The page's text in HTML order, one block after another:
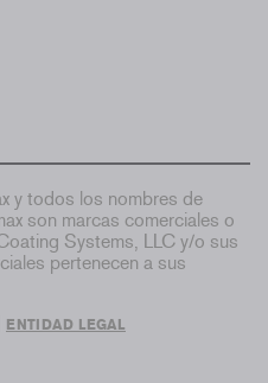
y todos los nombres de
son marcas comerciales o
Systems, LLC y/o sus
pertenecen a sus
ENTIDAD LEGAL